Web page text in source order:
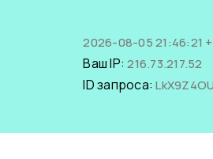
2026-08-05 21:46:21
Ваш IP:216.73.217.52
ID запроса: